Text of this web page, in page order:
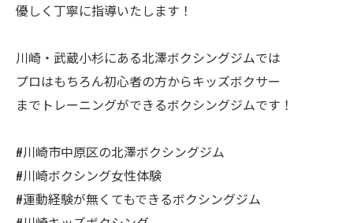
優しく丁寧に指導いたします！
川崎・武蔵小杉にある北澤ボクシングジムでは
プロはもちろん初心者の方からキッズボクサー
までトレーニングができるボクシングジムです！
#川崎市中原区の北澤ボクシングジム
#川崎ボクシング女性体験
#運動経験が無くてもできるボクシングジム